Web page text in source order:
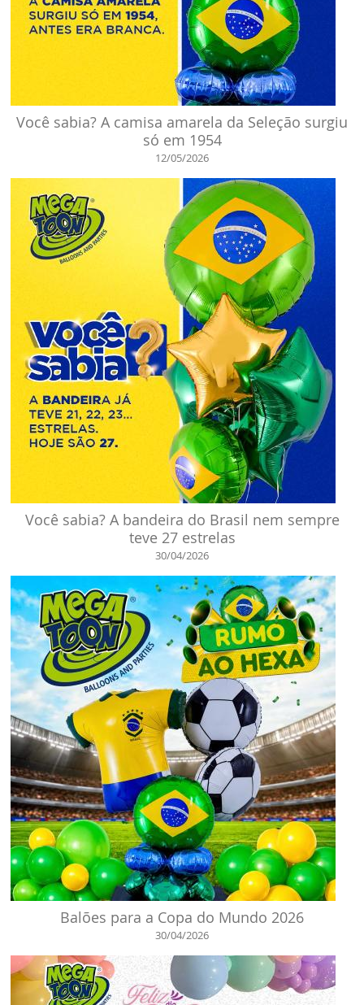
Você sabia? A camisa amarela da Seleção surgiu
só em 1954
12/05/2026
Você sabia? A bandeira do Brasil nem sempre
teve 27 estrelas
30/04/2026
Balões para a Copa do Mundo 2026
30/04/2026